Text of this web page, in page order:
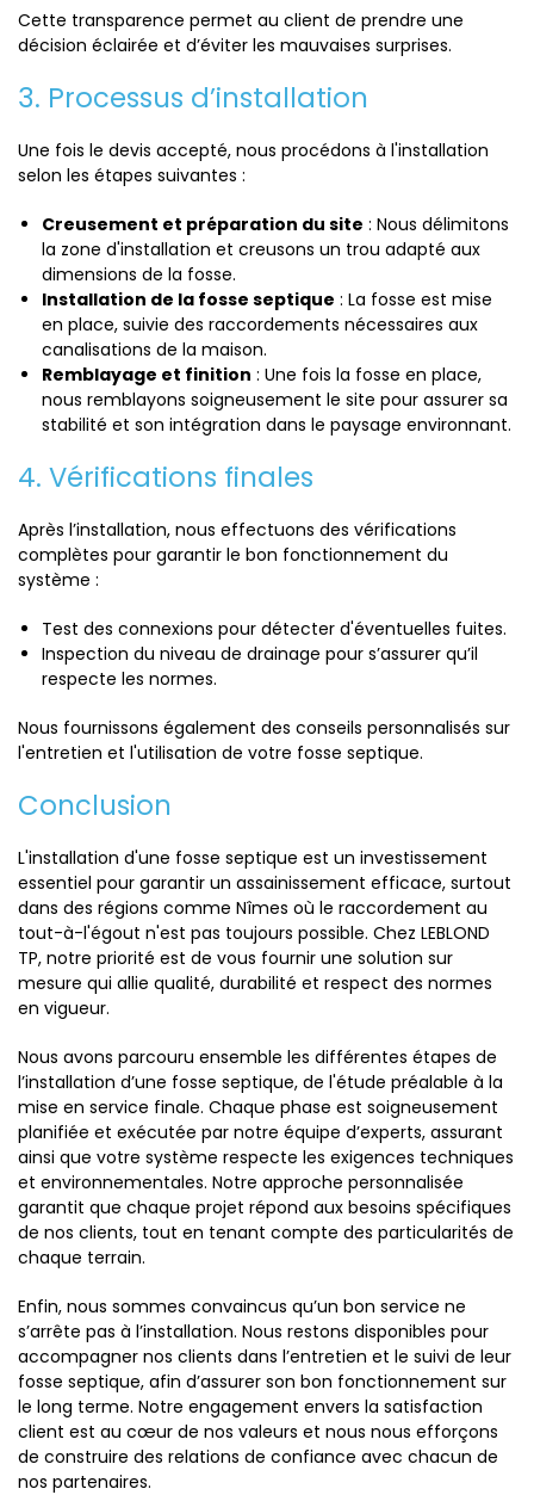
Cette transparence permet au client de prendre une
décision éclairée et d’éviter les mauvaises surprises.
3. Processus d’installation
Une fois le devis accepté, nous procédons à l'installation
selon les étapes suivantes :
Creusement et préparation du site : Nous délimitons
la zone d'installation et creusons un trou adapté aux
dimensions de la fosse.
Installation de la fosse septique : La fosse est mise
en place, suivie des raccordements nécessaires aux
canalisations de la maison.
Remblayage et finition : Une fois la fosse en place,
nous remblayons soigneusement le site pour assurer sa
stabilité et son intégration dans le paysage environnant.
4. Vérifications finales
Après l’installation, nous effectuons des vérifications
complètes pour garantir le bon fonctionnement du
système :
Test des connexions pour détecter d'éventuelles fuites.
Inspection du niveau de drainage pour s’assurer qu’il
respecte les normes.
Nous fournissons également des conseils personnalisés sur
l'entretien et l'utilisation de votre fosse septique.
Conclusion
L'installation d'une fosse septique est un investissement
essentiel pour garantir un assainissement efficace, surtout
dans des régions comme Nîmes où le raccordement au
tout-à-l'égout n'est pas toujours possible. Chez LEBLOND
TP, notre priorité est de vous fournir une solution sur
mesure qui allie qualité, durabilité et respect des normes
en vigueur.
Nous avons parcouru ensemble les différentes étapes de
l’installation d’une fosse septique, de l'étude préalable à la
mise en service finale. Chaque phase est soigneusement
planifiée et exécutée par notre équipe d’experts, assurant
ainsi que votre système respecte les exigences techniques
et environnementales. Notre approche personnalisée
garantit que chaque projet répond aux besoins spécifiques
de nos clients, tout en tenant compte des particularités de
chaque terrain.
Enfin, nous sommes convaincus qu’un bon service ne
s’arrête pas à l’installation. Nous restons disponibles pour
accompagner nos clients dans l’entretien et le suivi de leur
fosse septique, afin d’assurer son bon fonctionnement sur
le long terme. Notre engagement envers la satisfaction
client est au cœur de nos valeurs et nous nous efforçons
de construire des relations de confiance avec chacun de
nos partenaires.